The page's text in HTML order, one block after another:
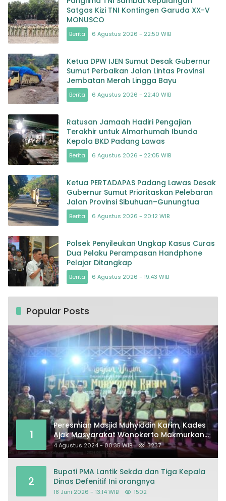
Satgas Kizi TNI Kontingen Garuda XX-V
MONUSCO
Berita 6 Agustus 2026 - 22:50 WIB
Ketua DPW IJEN Sumut Desak Gubernur
Sumut Perbaikan Jalan Lintas Provinsi
Jembatan Merah Lingga Bayu
Berita 6 Agustus 2026 - 22:40 WIB
Ratusan Jamaah Hadiri Pengajian
Terakhir untuk Almarhumah Ibunda
Kepala BKD Padang Lawas
Berita 6 Agustus 2026 - 22:05 WIB
Ketua PERTADAPAS Padang Lawas Desak
Gubernur Sumut Prioritaskan Pelebaran
Jalan Provinsi Sibuhuan–Gunungtua
Berita 6 Agustus 2026 - 20:12 WIB
Polsek Penyileukan Ungkap Kasus Curas
Dua Pelaku Perampasan Handphone
Pelajar Ditangkap
Berita 6 Agustus 2026 - 19:43 WIB
Popular Posts
1
Peresmian Masjid Muhyiddin Karim, Kades
Ajak Masyarakat Wonokerto Makmurkan
Masjid
4 Agustus 2024 - 00:35 WIB 3237
2
Bupati PMA Lantik Sekda dan Tiga Kepala
Dinas Defenitif Ini orangnya
18 Juni 2026 - 13:14 WIB 1502